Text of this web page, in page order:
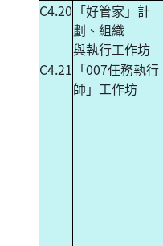
C4.20 「好管家」計
劃、組織
與執行工作坊
C4.21 「007任務執行
師」工作坊